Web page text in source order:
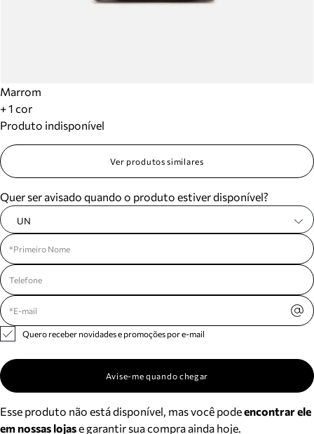
Marrom
+ 1 cor
Produto indisponível
Ver produtos similares
Quer ser avisado quando o produto estiver disponível?
UN
Quero receber novidades e promoções por e-mail
Avise-me quando chegar
Esse produto não está disponível, mas você podeencontrar ele
em nossas lojase garantir sua compra ainda hoje.